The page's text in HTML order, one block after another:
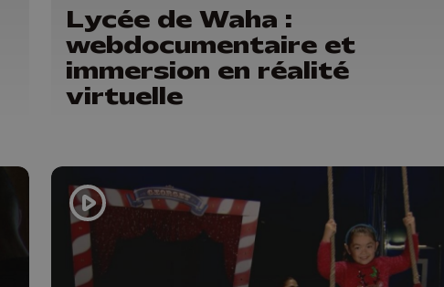
Lycée de Waha :
webdocumentaire et
immersion en réalité
virtuelle